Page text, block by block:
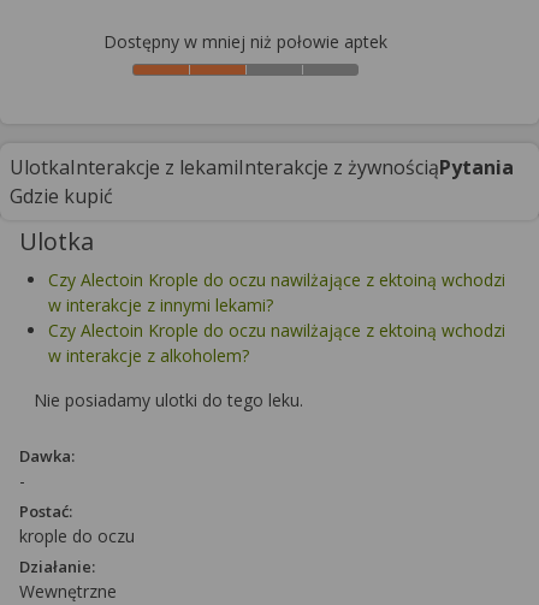
Dostępny w mniej niż połowie aptek
UlotkaInterakcje z lekamiInterakcje z żywnościąPytania
Gdzie kupić
Ulotka
Czy Alectoin Krople do oczu nawilżające z ektoiną wchodzi
w interakcje z innymi lekami?
Czy Alectoin Krople do oczu nawilżające z ektoiną wchodzi
w interakcje z alkoholem?
Nie posiadamy ulotki do tego leku.
Dawka:
-
Postać:
krople do oczu
Działanie:
Wewnętrzne
dokonać za pomocą „Ustawień zaawansowanych”.
Więcej informacji na temat wykorzystywania narzędzi